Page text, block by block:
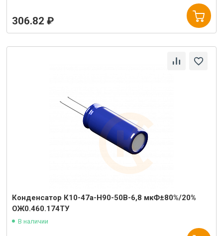
306.82 ₽
Конденсатор К10-47а-Н90-50В-6,8 мкФ±80%/20%
ОЖ0.460.174ТУ
В наличии